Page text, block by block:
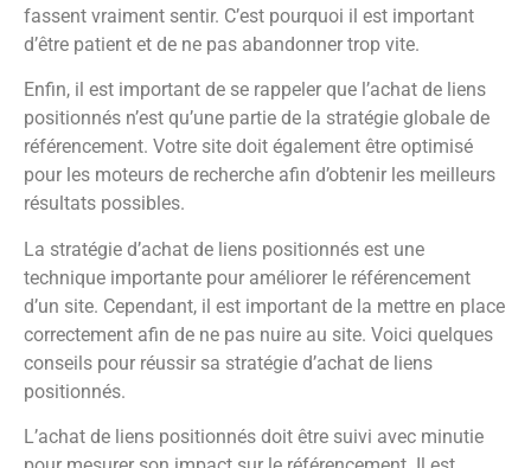
fassent vraiment sentir. C’est pourquoi il est important
d’être patient et de ne pas abandonner trop vite.
Enfin, il est important de se rappeler que l’achat de liens
positionnés n’est qu’une partie de la stratégie globale de
référencement. Votre site doit également être optimisé
pour les moteurs de recherche afin d’obtenir les meilleurs
résultats possibles.
La stratégie d’achat de liens positionnés est une
technique importante pour améliorer le référencement
d’un site. Cependant, il est important de la mettre en place
correctement afin de ne pas nuire au site. Voici quelques
conseils pour réussir sa stratégie d’achat de liens
positionnés.
L’achat de liens positionnés doit être suivi avec minutie